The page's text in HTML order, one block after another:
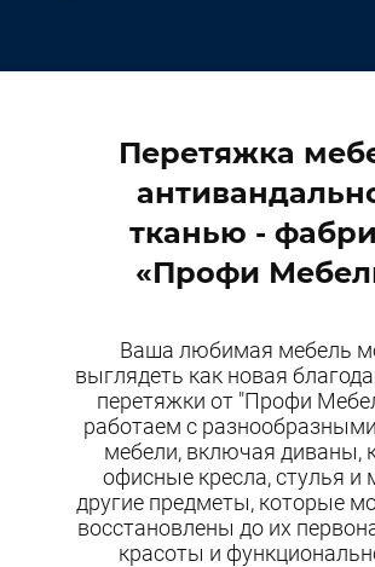
Перетяжка
тканью -
«Профи
Ваша любимая мебель
выглядеть как новая
перетяжки от "Профи
работаем с
мебели, включая диваны,
офисные кресла, стулья и
другие предметы, которые
восстановлены до их
красоты и